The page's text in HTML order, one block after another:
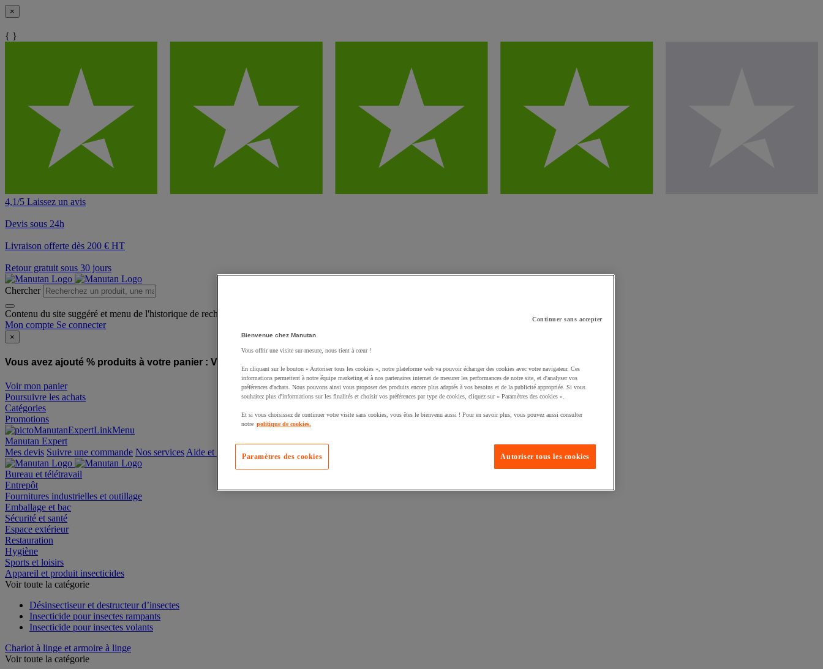
×
{ }
4,1/5 Laissez un avis
Devis sous 24h
Livraison offerte dès 200 € HT
Retour gratuit sous 30 jours
Chercher
Contenu du site suggéré et menu de l'historique de recherche
Mon compte Se connecter
×
Vous avez ajouté % produits à votre panier : Vous avez ajouté un produit à votre panier :
Voir mon panier
Poursuivre les achats
Catégories
Promotions
Manutan Expert
offre reconditionnée
Mes devis Suivre une commande Nos services Aide et contact
Bureau et télétravail
Entrepôt
Fournitures industrielles et outillage
Emballage et bac
Sécurité et santé
Espace extérieur
Restauration
Hygiène
Sports et loisirs
Appareil et produit insecticides
Désinsectiseur et destructeur d’insectes
Insecticide pour insectes rampants
Chariot à linge et armoire à linge
Continuer sans accepter
Bienvenue chez Manutan
Vous offrir une visite sur-mesure, nous tient à cœur !
En cliquant sur le bouton « Autoriser tous les cookies », notre plateforme web va pouvoir échanger des cookies avec votre navigateur. Ces
informations permettent à notre équipe marketing et à nos partenaires internet de mesurer les performances de notre site, et d'analyser vos
préférences d'achats. Nous pouvons ainsi vous proposer des produits encore plus adaptés à vos besoins et de la publicité appropriée. Si vous
souhaitez plus d'informations sur les finalités et choisir vos préférences par type de cookies, cliquez sur « Paramètres des cookies ».
Et si vous choisissez de continuer votre visite sans cookies, vous êtes le bienvenu aussi ! Pour en savoir plus, vous pouvez aussi consulter
notre politique de cookies.
Autoriser tous les cookies
Paramètres des cookies